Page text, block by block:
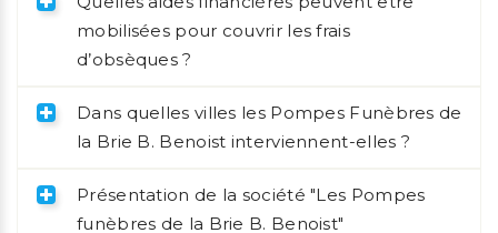
mobilisées pour couvrir les frais
d’obsèques ?
Dans quelles villes les Pompes Funèbres de
la Brie B. Benoist interviennent-elles ?
Présentation de la société "Les Pompes
funèbres de la Brie B. Benoist"